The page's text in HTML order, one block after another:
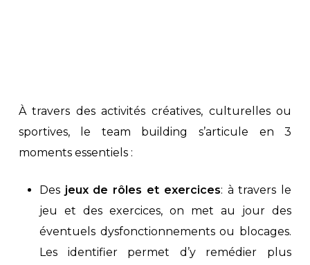
À travers des activités créatives, culturelles ou
sportives, le team building s’articule en 3
moments essentiels :
Des jeux de rôles et exercices: à travers le
jeu et des exercices, on met au jour des
éventuels dysfonctionnements ou blocages.
Les identifier permet d’y remédier plus